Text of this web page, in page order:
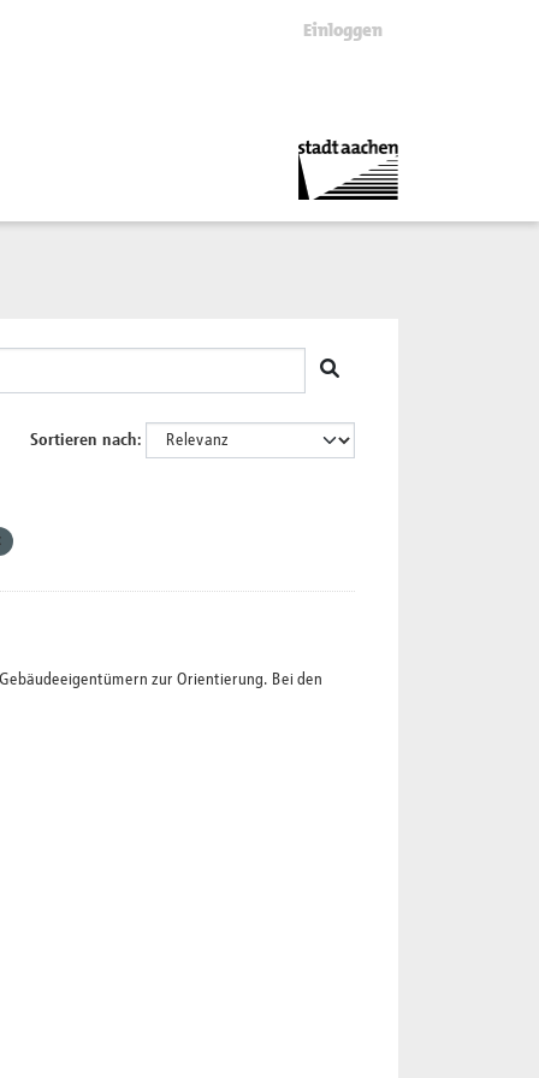
Einloggen
Sortieren nach
zur Orientierung. Bei den